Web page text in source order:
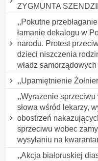
ZYGMUNTA
,,Pokutne
łamanie dekalogu w
narodu. Protest
dzieci niszczenia
władz
,,Upamiętnienie
,,Wyrażenie
słowa wśród lekarzy,
obostrzeń
sprzeciwu wobec
wysyłaniu na
,,Akcja białoruskiej